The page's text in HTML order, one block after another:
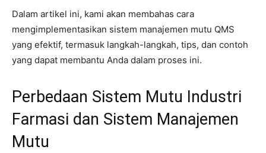
Dalam artikel ini, kami akan membahas cara
mengimplementasikan sistem manajemen mutu QMS
yang efektif, termasuk langkah-langkah, tips, dan contoh
yang dapat membantu Anda dalam proses ini.
Perbedaan Sistem Mutu Industri
Farmasi dan Sistem Manajemen
Mutu